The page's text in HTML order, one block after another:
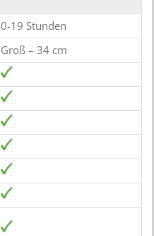
0-19 Stunden
Groß – 34 cm